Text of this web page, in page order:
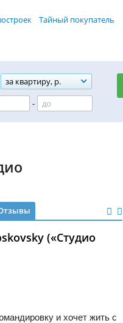
Тайный покупатель
за квартиру, р.
-
(«Студио
и хочет жить с